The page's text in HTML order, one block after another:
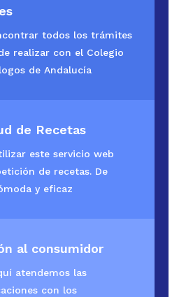
todos los trámites
realizar con el Colegio
de Andalucía
de Recetas
este servicio web
de recetas. De
y eficaz
al consumidor
atendemos las
con los